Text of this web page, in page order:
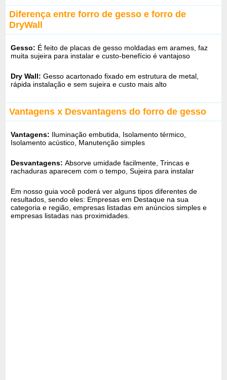
Diferença entre forro de gesso e forro de
DryWall
Gesso: É feito de placas de gesso moldadas em arames, faz
muita sujeira para instalar e custo-benefício é vantajoso
Dry Wall:Gesso acartonado fixado em estrutura de metal,
rápida instalação e sem sujeira e custo mais alto
Vantagens x Desvantagens do forro de gesso
Vantagens: Iluminação embutida, Isolamento térmico,
Isolamento acústico, Manutenção simples
Desvantagens:Absorve umidade facilmente, Trincas e
rachaduras aparecem com o tempo, Sujeira para instalar
Em nosso guia você poderá ver alguns tipos diferentes de
resultados, sendo eles: Empresas em Destaque na sua
categoria e região, empresas listadas em anúncios simples e
empresas listadas nas proximidades.